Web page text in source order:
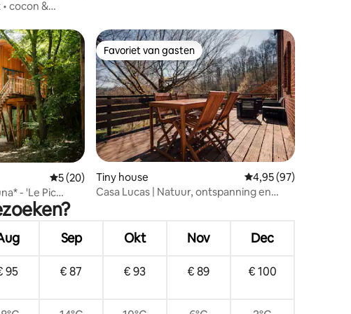
cocon &
5, 61 recensiesGemiddelde beoordeling van 5 op 5, 20 recensies
5 (20)
- 'Le Pic
Favoriet van gasten
Favoriet van gasten
Tiny house Gemiddelde
4,95 (97)
Casa Lucas | Natuur, ontspanning en
Sep Okt Nov Dec
95 € 87 € 93 € 89 € 100